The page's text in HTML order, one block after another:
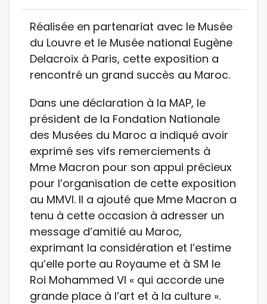
Réalisée en partenariat avec le Musée
du Louvre et le Musée national Eugène
Delacroix à Paris, cette exposition a
rencontré un grand succès au Maroc.
Dans une déclaration à la MAP, le
président de la Fondation Nationale
des Musées du Maroc a indiqué avoir
exprimé ses vifs remerciements à
Mme Macron pour son appui précieux
pour l’organisation de cette exposition
au MMVI. Il a ajouté que Mme Macron a
tenu à cette occasion à adresser un
message d’amitié au Maroc,
exprimant la considération et l’estime
qu’elle porte au Royaume et à SM le
Roi Mohammed VI « qui accorde une
grande place à l’art et à la culture ».